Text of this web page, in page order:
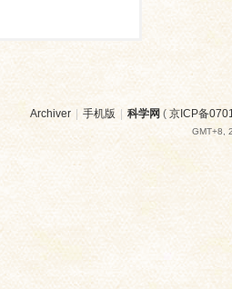
Archiver | 手机版 | 科学网 ( 京ICP备
GMT+8,